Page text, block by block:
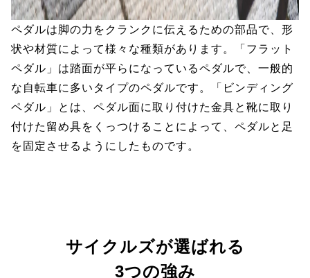
ペダルは脚の力をクランクに伝えるための部品で、形
状や材質によって様々な種類があります。「フラット
ペダル」は踏面が平らになっているペダルで、一般的
な自転車に多いタイプのペダルです。「ビンディング
ペダル」とは、ペダル面に取り付けた金具と靴に取り
付けた留め具をくっつけることによって、ペダルと足
を固定させるようにしたものです。
サイクルズが選ばれる
3つの強み